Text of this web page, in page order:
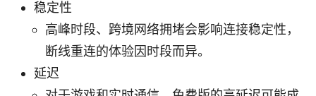
稳定性
高峰时段、跨境网络拥堵会影响连接稳定性，
断线重连的体验因时段而异。
延迟